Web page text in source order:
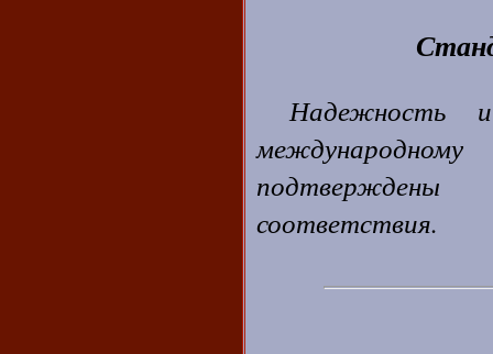
Надежность
соответствия.